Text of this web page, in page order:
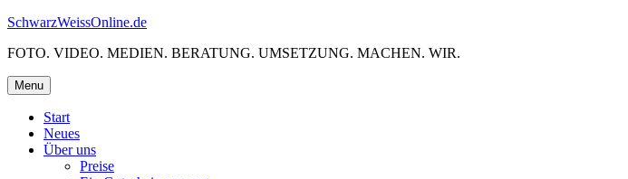
Skip
content
SchwarzWeissOnline.de
FOTO. VIDEO. MEDIEN. BERATUNG. UMSETZUNG. MACHEN. WIR.
Menu
Start
Neues
Über uns
Preise